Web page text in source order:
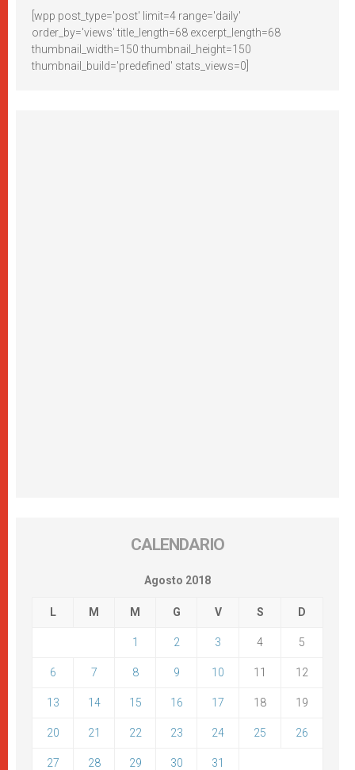
[wpp post_type='post' limit=4 range='daily'
order_by='views' title_length=68 excerpt_length=68
thumbnail_width=150 thumbnail_height=150
thumbnail_build='predefined' stats_views=0]
CALENDARIO
Agosto 2018
L M M G V S D
1 2 3 4 5
6 7 8 9 10 11 12
13 14 15 16 17 18 19
20 21 22 23 24 25 26
27 28 29 30 31